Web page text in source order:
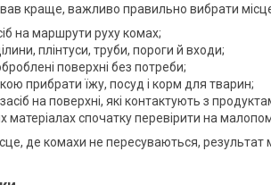
краще, важливо правильно вибрати
на маршрути руху комах;
плінтуси, труби, пороги й входи;
поверхні без потреби;
прибрати їжу, посуд і корм для тварин;
на поверхні, які контактують з
матеріалах спочатку перевірити на
де комахи не пересуваються,